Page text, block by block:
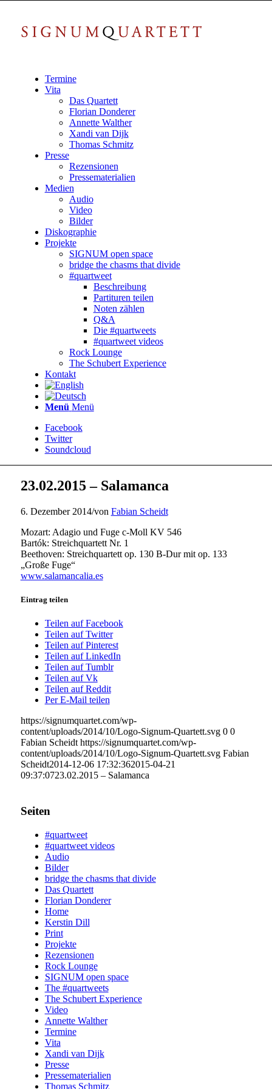
Termine
Vita
Das Quartett
Florian Donderer
Annette Walther
Xandi van Dijk
Thomas Schmitz
Presse
Rezensionen
Pressematerialien
Medien
Audio
Video
Bilder
Diskographie
Projekte
SIGNUM open space
bridge the chasms that divide
#quartweet
Beschreibung
Partituren teilen
Noten zählen
Q&A
Die #quartweets
#quartweet videos
Rock Lounge
The Schubert Experience
Kontakt
Menü Menü
Facebook
Twitter
Soundcloud
23.02.2015 – Salamanca
6. Dezember 2014/von Fabian Scheidt
Mozart: Adagio und Fuge c-Moll KV 546
Bartók: Streichquartett Nr. 1
Beethoven: Streichquartett op. 130 B-Dur mit op. 133
„Große Fuge“
www.salamancalia.es
Eintrag teilen
Teilen auf Facebook
Teilen auf Twitter
Teilen auf Pinterest
Teilen auf LinkedIn
Teilen auf Tumblr
Teilen auf Vk
Teilen auf Reddit
Per E-Mail teilen
https://signumquartet.com/wp-
content/uploads/2014/10/Logo-Signum-Quartett.svg 0 0
Fabian Scheidt https://signumquartet.com/wp-
content/uploads/2014/10/Logo-Signum-Quartett.svg Fabian
Scheidt2014-12-06 17:32:362015-04-21
09:37:0723.02.2015 – Salamanca
Seiten
#quartweet
#quartweet videos
Audio
Bilder
bridge the chasms that divide
Das Quartett
Florian Donderer
Home
Kerstin Dill
Print
Projekte
Rezensionen
Rock Lounge
SIGNUM open space
The #quartweets
The Schubert Experience
Video
Annette Walther
Termine
Vita
Xandi van Dijk
Presse
Pressematerialien
Thomas Schmitz